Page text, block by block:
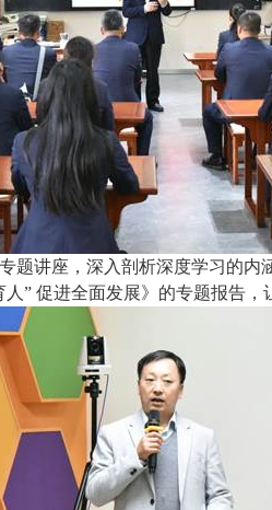
题讲座，深入剖析深度学习的
人 ” 促进全面发展》的专题报告，